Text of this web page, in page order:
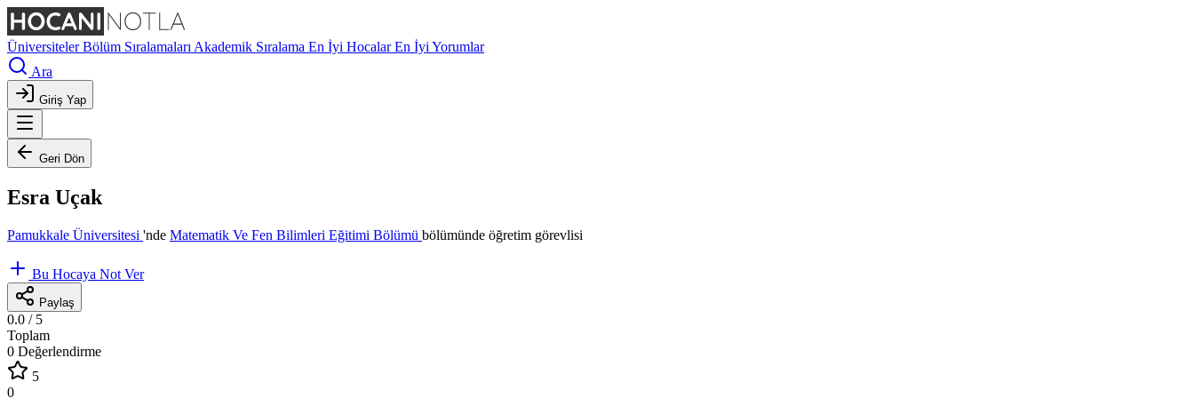
ÜniversitelerBölüm Sıralamaları Akademik Sıralama En İyi HocalarEn İyi Yorumlar
Ara
Giriş Yap
Geri Dön
Esra Uçak
Pamukkale Üniversitesi 'nde Matematik Ve Fen Bilimleri Eğitimi Bölümü bölümünde öğretim görevlisi
Bu Hocaya Not Ver
Paylaş
0.0 / 5
Toplam
0 Değerlendirme
5
0